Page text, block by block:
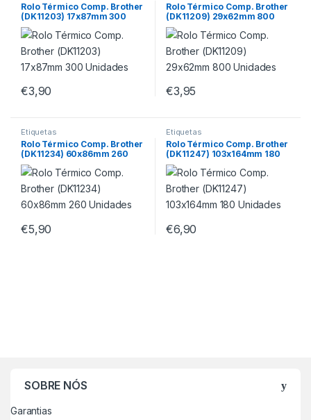
Rolo Térmico Comp. Brother
(DK11203) 17x87mm 300
Unidades
€3,90
Rolo Térmico Comp. Brother
(DK11209) 29x62mm 800
Unidades
€3,95
Etiquetas
Rolo Térmico Comp. Brother
(DK11234) 60x86mm 260
Unidades
€5,90
Etiquetas
Rolo Térmico Comp. Brother
(DK11247) 103x164mm 180
Unidades
€6,90
SOBRE NÓS
Garantias